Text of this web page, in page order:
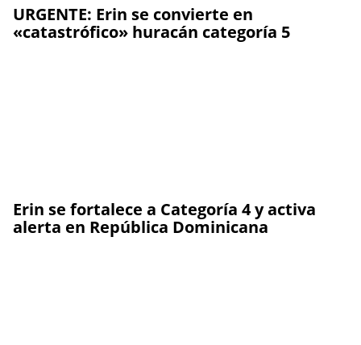
URGENTE: Erin se convierte en
«catastrófico» huracán categoría 5
Erin se fortalece a Categoría 4 y activa
alerta en República Dominicana